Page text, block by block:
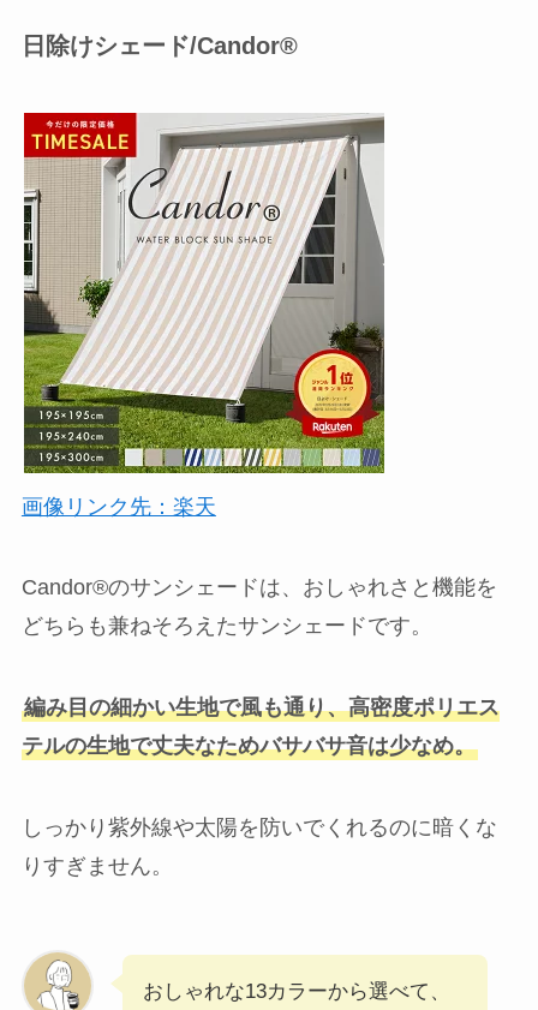
日除けシェード/Candor®︎
画像リンク先：楽天
Candor®︎のサンシェードは、おしゃれさと機能を
どちらも兼ねそろえたサンシェードです。
編み目の細かい生地で風も通り、高密度ポリエス
テルの生地で丈夫なためバサバサ音は少なめ。
しっかり紫外線や太陽を防いでくれるのに暗くな
りすぎません。
おしゃれな13カラーから選べて、